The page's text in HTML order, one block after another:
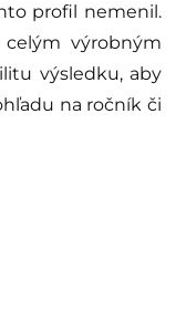
profil nemenil.
výrobným
výsledku, aby
na ročník či